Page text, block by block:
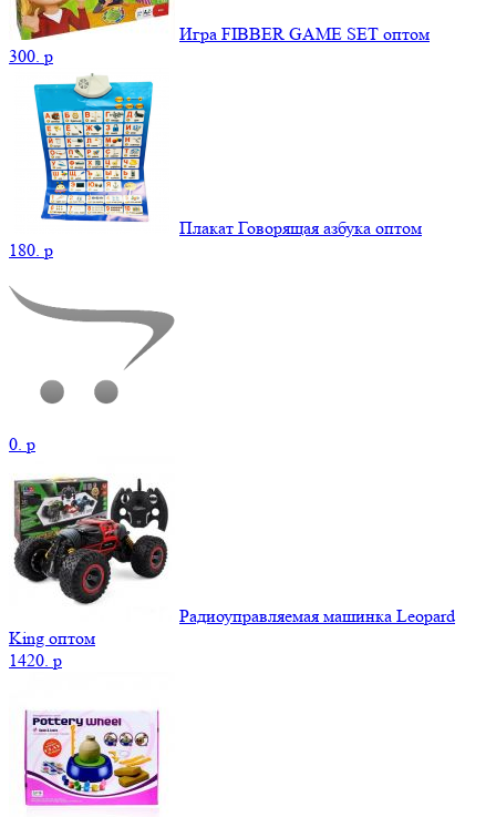
Игра FIBBER GAME SET оптом
300. p
Плакат Говорящая азбука оптом
180. p
0. p
Радиоуправляемая машинка Leopard
King оптом
1420. p